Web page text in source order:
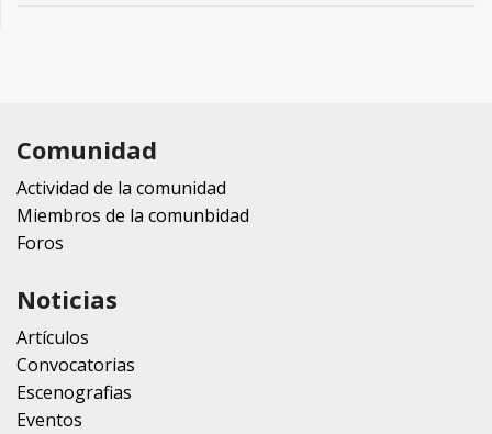
Comunidad
Actividad de la comunidad
Miembros de la comunbidad
Foros
Noticias
Artículos
Convocatorias
Escenografias
Eventos